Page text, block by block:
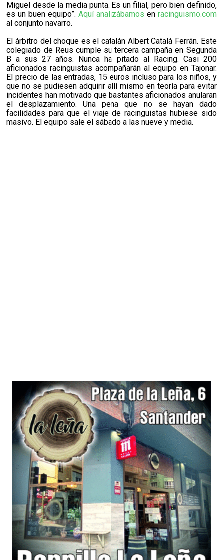
Miguel desde la media punta. Es un filial, pero bien definido,
es un buen equipo”. Aquí analizábamos en racinguismo.com
al conjunto navarro.
El árbitro del choque es el catalán Albert Catalá Ferrán. Este
colegiado de Reus cumple su tercera campaña en Segunda
B a sus 27 años. Nunca ha pitado al Racing. Casi 200
aficionados racinguistas acompañarán al equipo en Tajonar.
El precio de las entradas, 15 euros incluso para los niños, y
que no se pudiesen adquirir allí mismo en teoría para evitar
incidentes han motivado que bastantes aficionados anularan
el desplazamiento. Una pena que no se hayan dado
facilidades para que el viaje de racinguistas hubiese sido
masivo. El equipo sale el sábado a las nueve y media.